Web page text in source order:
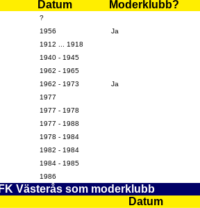
Datum Moderklubb?
?
1956
Ja
1912 ... 1918
1940 - 1945
1962 - 1965
1962 - 1973
Ja
1977
1977 - 1978
1977 - 1988
1978 - 1984
1982 - 1984
1984 - 1985
1986
Västerås som moderklubb
Datum